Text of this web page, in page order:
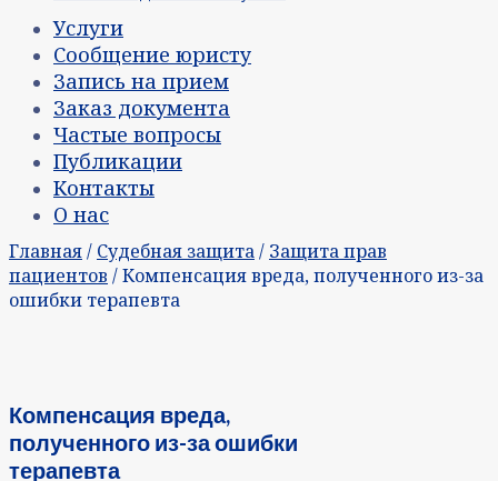
Услуги
Сообщение юристу
Запись на прием
Заказ документа
Частые вопросы
Публикации
Контакты
О нас
Главная/ Судебная защита/ Защита прав
пациентов / Компенсация вреда, полученного из-за
ошибки терапевта
Компенсация вреда,
полученного из-за ошибки
терапевта